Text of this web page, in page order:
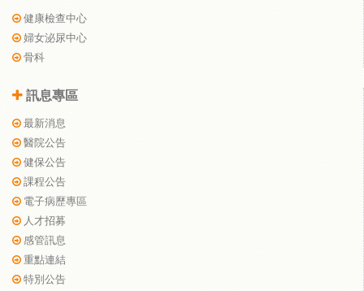
健康檢查中心
婦女泌尿中心
骨科
訊息專區
最新消息
醫院公告
健保公告
課程公告
電子病歷專區
人才招募
感管訊息
重點連結
特別公告